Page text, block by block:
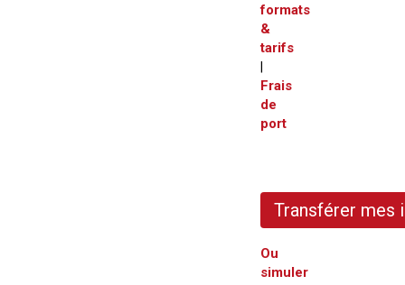
formats
&
tarifs
Frais
de
port
Transférer mes
Ou
simuler